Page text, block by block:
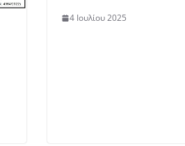
4 Ιουλίου 2025